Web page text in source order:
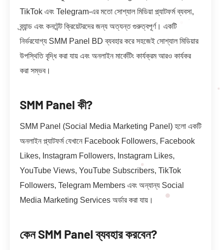
TikTok এবং Telegram-এর মতো সোশ্যাল মিডিয়া প্ল্যাটফর্ম ব্যবসা,
ব্র্যান্ড এবং কনটেন্ট ক্রিয়েটরদের জন্য অত্যন্ত গুরুত্বপূর্ণ। একটি
নির্ভরযোগ্য SMM Panel BD ব্যবহার করে সহজেই সোশ্যাল মিডিয়ার
উপস্থিতি বৃদ্ধি করা যায় এবং অনলাইন মার্কেটিং কার্যক্রম আরও কার্যকর
করা সম্ভব।
SMM Panel কী?
SMM Panel (Social Media Marketing Panel) হলো একটি
অনলাইন প্ল্যাটফর্ম যেখানে Facebook Followers, Facebook
Likes, Instagram Followers, Instagram Likes,
YouTube Views, YouTube Subscribers, TikTok
Followers, Telegram Members এবং অন্যান্য Social
Media Marketing Services অর্ডার করা যায়।
কেন SMM Panel ব্যবহার করবেন?